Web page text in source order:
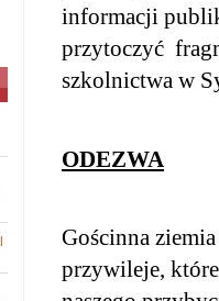
informacji
przytoczyć
szkolnictwa w
ODEZWA
Gościnna
przywileje,